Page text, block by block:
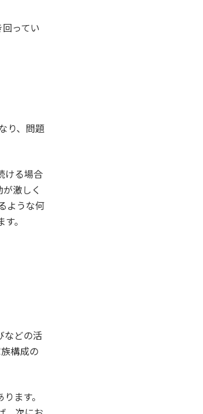
ってい
り、問題
ける場合
激しく
ような何
。
などの活
構成の
ます。